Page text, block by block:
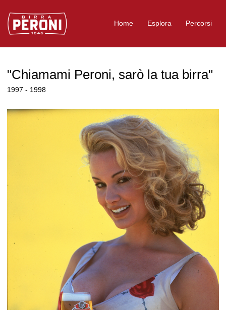
Logo Birra Peroni
Home Esplora Percorsi
"Chiamami Peroni, sarò la tua birra"
1997 - 1998